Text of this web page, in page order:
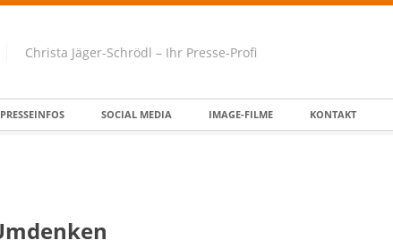
Christa Jäger-Schrödl – Ihr Presse-Profi
PRESSEINFOS SOCIAL MEDIA IMAGE-FILME KONTAKT